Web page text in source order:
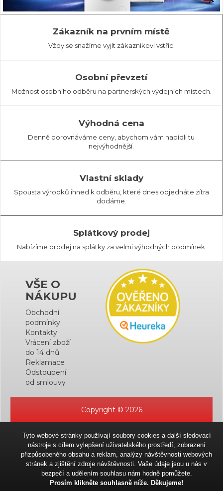
Zákazník na prvním místě
Vždy se snažíme vyjít zákazníkovi vstříc.
Osobní převzetí
Možnost osobního odběru na partnerských výdejních místech.
Výhodná cena
Denně porovnáváme ceny, abychom vám nabídli tu
nejvýhodnější.
Vlastní sklady
Spousta výrobků ihned k odběru, které dnes objednáte zítra
dodáme.
Splátkový prodej
Nabízíme prodej na splátky za velmi výhodných podmínek.
VŠE O
NÁKUPU
Obchodní
podmínky
Kontakty
Vrácení zboží
do 14 dnů
Reklamace
Odstoupení
od smlouvy
Copyright © 2026
Tyto webové stránky používají soubory cookies a další sledovací
nástroje s cílem vylepšení uživatelského prostředí, zobrazení
přizpůsobeného obsahu a reklam, analýzy návštěvnosti webových
stránek a zjištění zdroje návštěvnosti. Vaše údaje jsou u nás v
bezpečí a udělením souhlasu nám hodně pomůžete.
Prosím klikněte souhlasně níže. Děkujeme!